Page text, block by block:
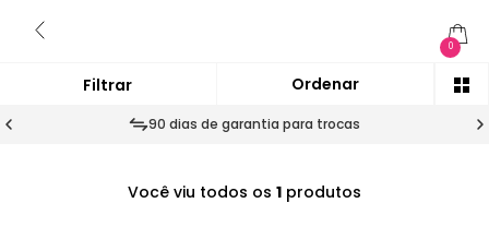
0
90 dias de garantia para trocas
Você viu todos os 1 produtos